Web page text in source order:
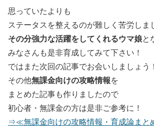
思っていたよりも
ステータスを整えるのが難しく苦労しま
その分強力な活躍をしてくれるウマ娘と
みなさんも是非育成してみて下さい！
ではまた次回の記事でお会いしましょう！
その他無課金向けの攻略情報を
まとめた記事も作りましたので
初心者・無課金の方は是非ご参考に！
⇒≪無課金向けの攻略情報・育成論ま